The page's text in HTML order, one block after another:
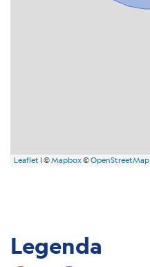
Leaflet | ©Mapbox©OpenStreetMap
Legenda